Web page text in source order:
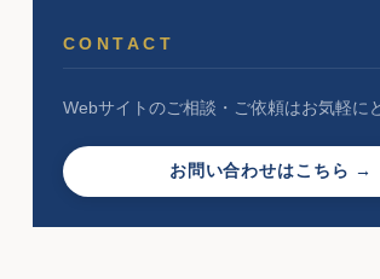
CONTACT
Webサイトのご相談・ご依頼はお気軽に
お問い合わせはこちら →